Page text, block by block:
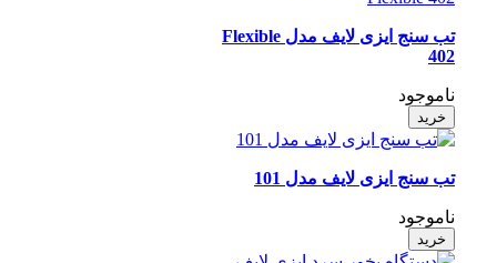
تب سنج ایزی لایف مدل Flexible
ناموجود
تب سنج ایزی لایف مدل 101
ناموجود